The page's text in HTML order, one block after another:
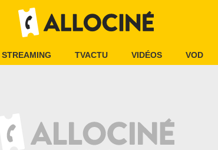
STREAMING TVACTU VIDÉOS VOD